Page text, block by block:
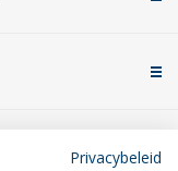
Privacybeleid